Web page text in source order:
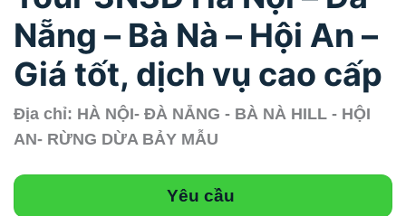
Nẵng – Bà Nà – Hội An –
Giá tốt, dịch vụ cao cấp
Địa chỉ: HÀ NỘI- ĐÀ NẴNG - BÀ NÀ HILL - HỘI
AN- RỪNG DỪA BẢY MẪU
Yêu cầu